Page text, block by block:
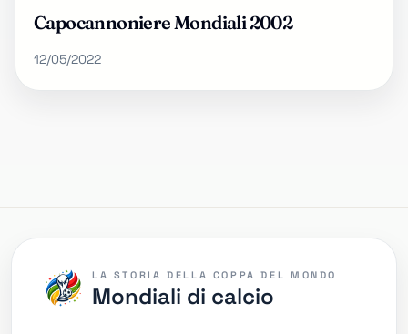
Capocannoniere Mondiali 2002
12/05/2022
LA STORIA DELLA COPPA DEL MONDO
Mondiali di calcio